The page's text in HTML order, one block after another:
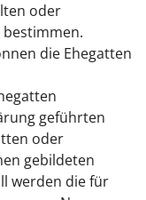
oder
bestimmen.
die Ehegatten
geführten
oder
gebildeten
werden die für